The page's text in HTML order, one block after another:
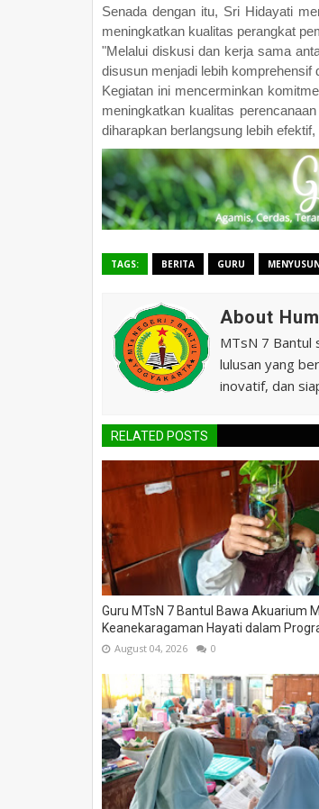
Senada dengan itu, Sri Hidayati
meningkatkan kualitas perangkat
"Melalui diskusi dan kerja sama
disusun menjadi lebih komprehensif
Kegiatan ini mencerminkan
meningkatkan kualitas
diharapkan berlangsung lebih
TAGS: BERITA GURU
About
MTsN 7 Bantul
lulusan yang
inovatif, dan
RELATED POSTS
Guru MTsN 7 Bantul Bawa Akuarium
Keanekaragaman Hayati dalam
August 04, 2026 0